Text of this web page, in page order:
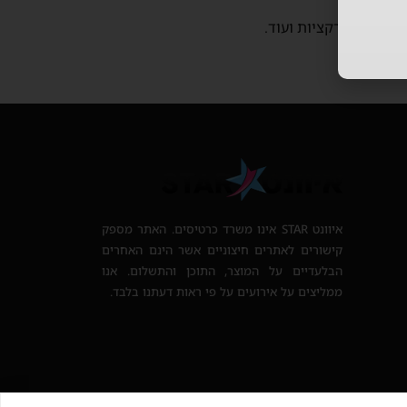
אטרקציות ועוד.
איוונט STAR אינו משרד כרטיסים. האתר מספק
קישורים לאתרים חיצוניים אשר הינם האחרים
הבלעדיים על המוצר, התוכן והתשלום. אנו
ממליצים על אירועים על פי ראות דעתנו בלבד.